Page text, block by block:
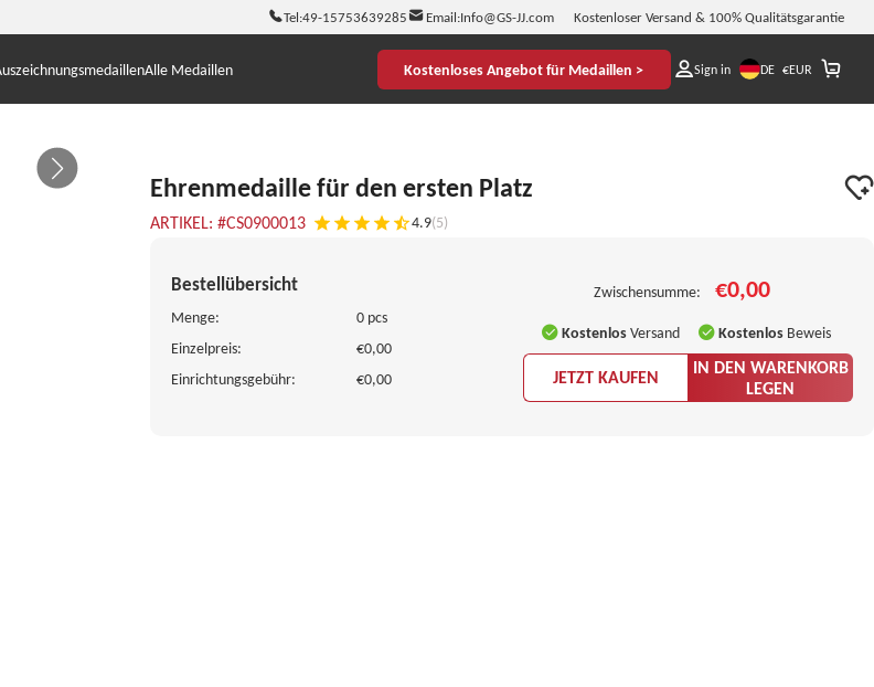
Tel:49-15753639285 Email:Info@GS-JJ.com Kostenloser Versand & 100% Qualitätsgarantie
Alle Medaillen Kostenloses Angebot für Medaillen > Sign in DE €EUR
Ehrenmedaille für den ersten Platz
ARTIKEL: #CS0900013 4.9(5)
Bestellübersicht
Menge:
0 pcs
Einzelpreis:
€0,00
Einrichtungsgebühr:
€0,00
Zwischensumme: €0,00
KostenlosVersand Kostenlos Beweis
JETZT KAUFEN
IN DEN WARENKORB
LEGEN